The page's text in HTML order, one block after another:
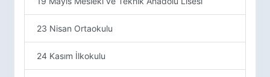
23 Nisan Ortaokulu
24 Kasım İlkokulu